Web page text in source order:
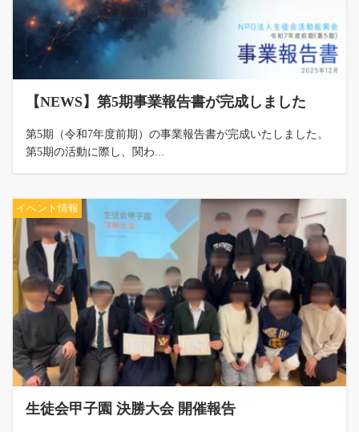
【NEWS】第5期事業報告書が完成しました
第5期（令和7年度前期）の事業報告書が完成いたしました。
第5期の活動に際し、関わ...
イベント情報
生徒会甲子園 決勝大会 開催報告